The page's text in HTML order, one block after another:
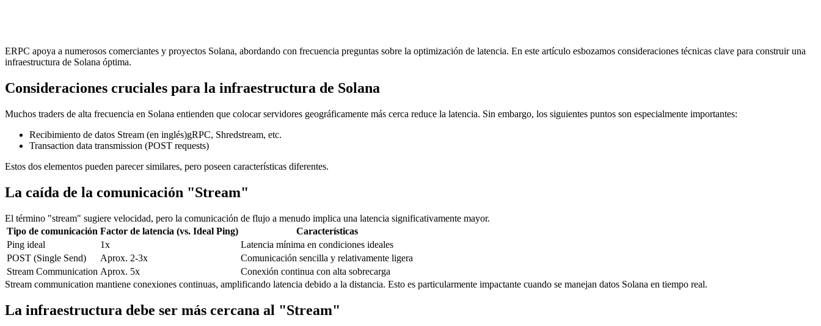
ERPC apoya a numerosos comerciantes y proyectos Solana, abordando con frecuencia preguntas sobre la optimización de latencia. En este artículo esbozamos consideraciones técnicas clave para construir una
infraestructura de Solana óptima.
Consideraciones cruciales para la infraestructura de Solana
Muchos traders de alta frecuencia en Solana entienden que colocar servidores geográficamente más cerca reduce la latencia. Sin embargo, los siguientes puntos son especialmente importantes:
Recibimiento de datos Stream (en inglés)gRPC, Shredstream, etc.
Transaction data transmission (POST requests)
Estos dos elementos pueden parecer similares, pero poseen características diferentes.
La caída de la comunicación "Stream"
El término "stream" sugiere velocidad, pero la comunicación de flujo a menudo implica una latencia significativamente mayor.
Tipo de comunicación Factor de latencia (vs. Ideal Ping)
Características
Ping ideal
1x
Latencia mínima en condiciones ideales
POST (Single Send)
Aprox. 2-3x
Comunicación sencilla y relativamente ligera
Stream Communication Aprox. 5x
Conexión continua con alta sobrecarga
Stream communication mantiene conexiones continuas, amplificando latencia debido a la distancia. Esto es particularmente impactante cuando se manejan datos Solana en tiempo real.
La infraestructura debe ser más cercana al "Stream"